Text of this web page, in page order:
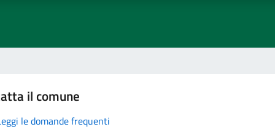
il comune
le domande frequenti